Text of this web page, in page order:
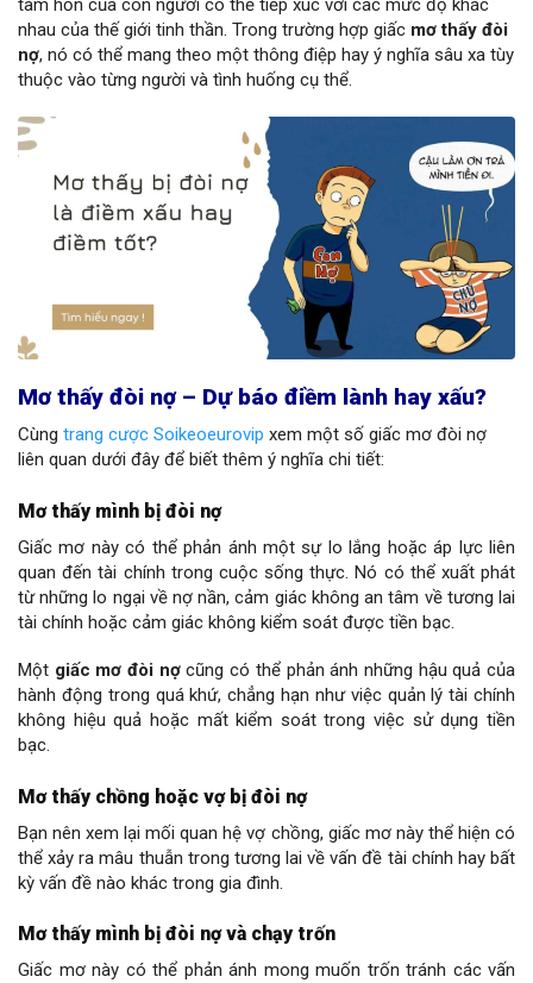
tâm hồn của con người có thể tiếp xúc với các mức độ khác
nhau của thế giới tinh thần. Trong trường hợp giấc mơ thấy đòi
nợ, nó có thể mang theo một thông điệp hay ý nghĩa sâu xa tùy
thuộc vào từng người và tình huống cụ thể.
Mơ thấy đòi nợ – Dự báo điềm lành hay xấu?
Cùng trang cược Soikeoeurovip xem một số giấc mơ đòi nợ
liên quan dưới đây để biết thêm ý nghĩa chi tiết:
Mơ thấy mình bị đòi nợ
Giấc mơ này có thể phản ánh một sự lo lắng hoặc áp lực liên
quan đến tài chính trong cuộc sống thực. Nó có thể xuất phát
từ những lo ngại về nợ nần, cảm giác không an tâm về tương lai
tài chính hoặc cảm giác không kiểm soát được tiền bạc.
Một giấc mơ đòi nợcũng có thể phản ánh những hậu quả của
hành động trong quá khứ, chẳng hạn như việc quản lý tài chính
không hiệu quả hoặc mất kiểm soát trong việc sử dụng tiền
bạc.
Mơ thấy chồng hoặc vợ bị đòi nợ
Bạn nên xem lại mối quan hệ vợ chồng, giấc mơ này thể hiện có
thể xảy ra mâu thuẫn trong tương lai về vấn đề tài chính hay bất
kỳ vấn đề nào khác trong gia đình.
Mơ thấy mình bị đòi nợ và chạy trốn
Giấc mơ này có thể phản ánh mong muốn trốn tránh các vấn